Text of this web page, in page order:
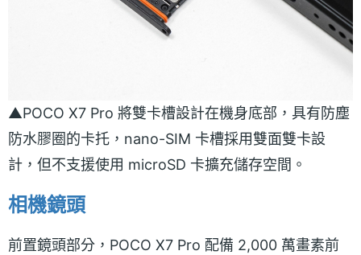
▲POCO X7 Pro 將雙卡槽設計在機身底部，具有防塵
防水膠圈的卡托，nano-SIM 卡槽採用雙面雙卡設
計，但不支援使用 microSD 卡擴充儲存空間。
相機鏡頭
前置鏡頭部分，POCO X7 Pro 配備 2,000 萬畫素前